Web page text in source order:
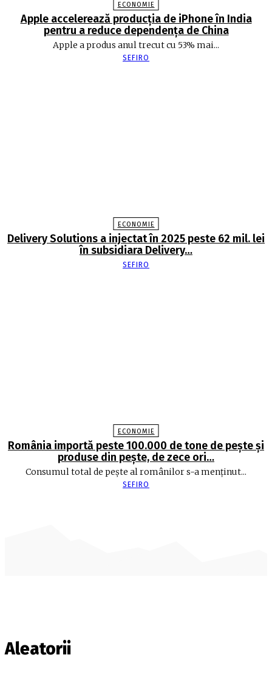
ECONOMIE
Apple accelerează producția de iPhone în India
pentru a reduce dependența de China
Apple a produs anul trecut cu 53% mai...
SEFIRO
ECONOMIE
Delivery Solutions a injectat în 2025 peste 62 mil. lei
în subsidiara Delivery…
SEFIRO
ECONOMIE
România importă peste 100.000 de tone de peşte şi
produse din peşte, de zece ori…
Consumul total de peşte al ro­mâ­nilor s-a menţinut...
SEFIRO
Aleatorii